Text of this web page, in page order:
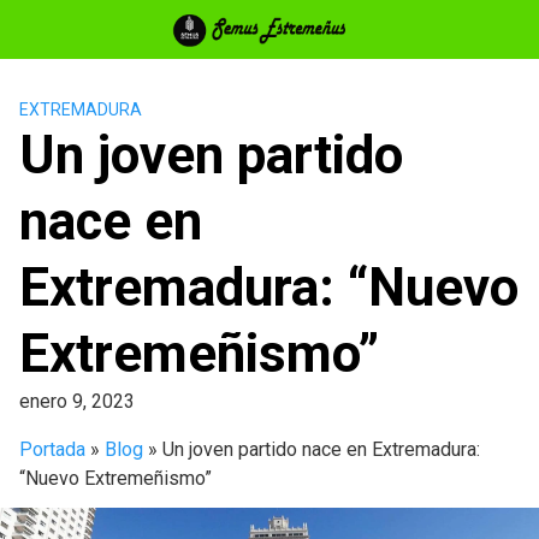
EXTREMADURA
Un joven partido
nace en
Extremadura: “Nuevo
Extremeñismo”
enero 9, 2023
Portada » Blog » Un joven partido nace en Extremadura:
“Nuevo Extremeñismo”